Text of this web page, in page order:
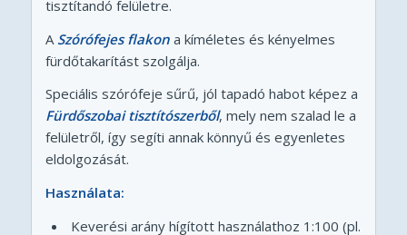
tisztítandó felületre.
A Szórófejes flakona kíméletes és kényelmes
fürdőtakarítást szolgálja.
Speciális szórófeje sűrű, jól tapadó habot képez a
Fürdőszobai tisztítószerből, mely nem szalad le a
felületről, így segíti annak könnyű és egyenletes
eldolgozását.
Használata:
Keverési arány hígított használathoz 1:100 (pl.